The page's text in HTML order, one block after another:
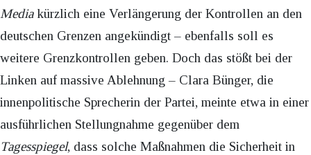
Mediakürzlich eine Verlängerung der Kontrollen an den
deutschen Grenzen angekündigt – ebenfalls soll es
weitere Grenzkontrollen geben. Doch das stößt bei der
Linken auf massive Ablehnung – Clara Bünger, die
innenpolitische Sprecherin der Partei, meinte etwa in einer
ausführlichen Stellungnahme gegenüber dem
Tagesspiegel, dass solche Maßnahmen die Sicherheit in